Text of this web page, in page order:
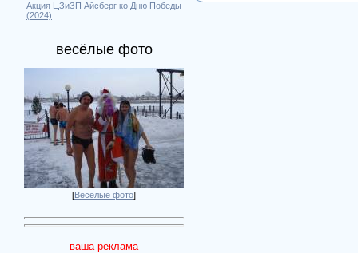
Акция ЦЗиЗП Айсберг ко Дню Победы
(2024)
весёлые фото
[Весёлые фото]
ваша реклама